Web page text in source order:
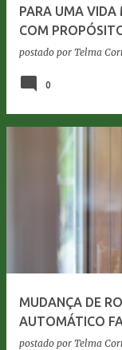
PARA UMA VIDA
COM
postado por Telma
0
MUDANÇA DE
AUTOMÁTICO
postado por Telma